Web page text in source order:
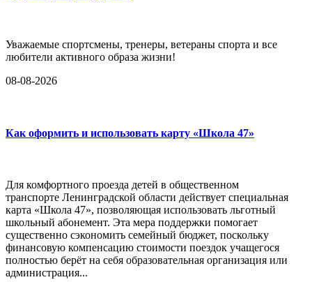
Уважаемые спортсмены, тренеры, ветераны спорта и все
любители активного образа жизни!
08-08-2026
Как оформить и использовать карту «Школа 47»
Для комфортного проезда детей в общественном
транспорте Ленинградской области действует специальная
карта «Школа 47», позволяющая использовать льготный
школьный абонемент. Эта мера поддержки помогает
существенно сэкономить семейный бюджет, поскольку
финансовую компенсацию стоимости поездок учащегося
полностью берёт на себя образовательная организация или
администрация...